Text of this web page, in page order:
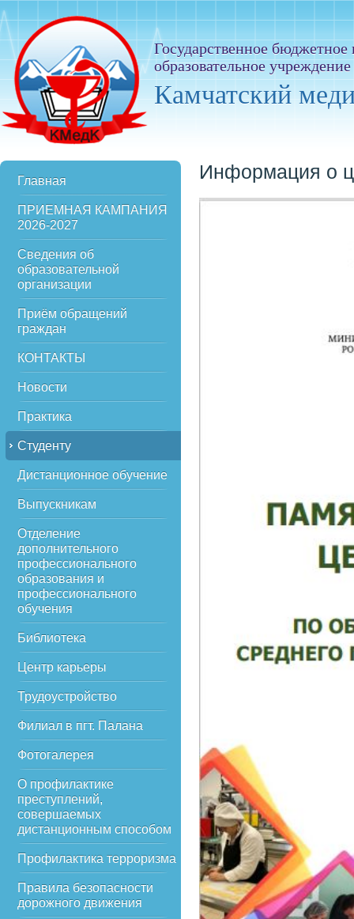
Государственное
образовательное
Камчатский
Главная
ПРИЕМНАЯ КАМПАНИЯ
2026-2027
Сведения об
образовательной
организации
Приём обращений
граждан
КОНТАКТЫ
Новости
Практика
Студенту
Дистанционное обучение
Выпускникам
Отделение
дополнительного
профессионального
образования и
профессионального
обучения
Библиотека
Центр карьеры
Трудоустройство
Филиал в пгт. Палана
Фотогалерея
О профилактике
преступлений,
совершаемых
дистанционным способом
Профилактика терроризма
Правила безопасности
дорожного движения
Информация о